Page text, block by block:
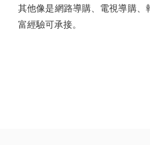
其他像是網路導購、電視導購
富經驗可承接。